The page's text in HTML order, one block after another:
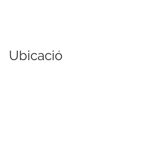
Ubicació